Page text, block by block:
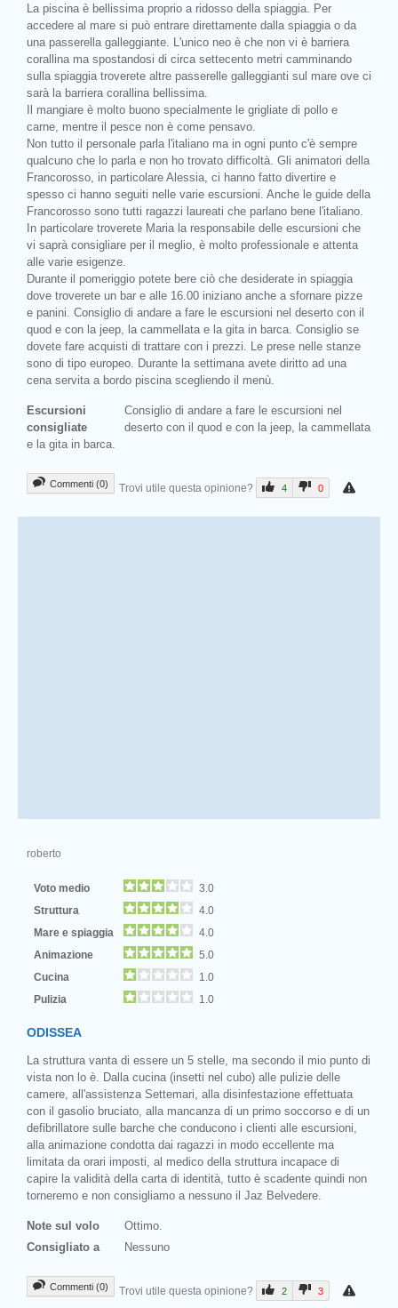
La piscina è bellissima proprio a ridosso della spiaggia. Per
accedere al mare si può entrare direttamente dalla spiaggia o da
una passerella galleggiante. L'unico neo è che non vi è barriera
corallina ma spostandosi di circa settecento metri camminando
sulla spiaggia troverete altre passerelle galleggianti sul mare ove ci
sarà la barriera corallina bellissima.
Il mangiare è molto buono specialmente le grigliate di pollo e
carne, mentre il pesce non è come pensavo.
Non tutto il personale parla l'italiano ma in ogni punto c'è sempre
qualcuno che lo parla e non ho trovato difficoltà. Gli animatori della
Francorosso, in particolare Alessia, ci hanno fatto divertire e
spesso ci hanno seguiti nelle varie escursioni. Anche le guide della
Francorosso sono tutti ragazzi laureati che parlano bene l'italiano.
In particolare troverete Maria la responsabile delle escursioni che
vi saprà consigliare per il meglio, è molto professionale e attenta
alle varie esigenze.
Durante il pomeriggio potete bere ciò che desiderate in spiaggia
dove troverete un bar e alle 16.00 iniziano anche a sfornare pizze
e panini. Consiglio di andare a fare le escursioni nel deserto con il
quod e con la jeep, la cammellata e la gita in barca. Consiglio se
dovete fare acquisti di trattare con i prezzi. Le prese nelle stanze
sono di tipo europeo. Durante la settimana avete diritto ad una
cena servita a bordo piscina scegliendo il menù.
Escursioni
consigliate
Consiglio di andare a fare le escursioni nel
deserto con il quod e con la jeep, la cammellata
e la gita in barca.
Commenti (0) Trovi utile questa opinione? 4 0
roberto
Voto medio
3.0
Struttura
4.0
Mare e spiaggia
4.0
Animazione
5.0
Cucina
1.0
Pulizia
1.0
ODISSEA
La struttura vanta di essere un 5 stelle, ma secondo il mio punto di
vista non lo è. Dalla cucina (insetti nel cubo) alle pulizie delle
camere, all'assistenza Settemari, alla disinfestazione effettuata
con il gasolio bruciato, alla mancanza di un primo soccorso e di un
defibrillatore sulle barche che conducono i clienti alle escursioni,
alla animazione condotta dai ragazzi in modo eccellente ma
limitata da orari imposti, al medico della struttura incapace di
capire la validità della carta di identità, tutto è scadente quindi non
torneremo e non consigliamo a nessuno il Jaz Belvedere.
Note sul volo
Ottimo.
Consigliato a
Nessuno
Commenti (0) Trovi utile questa opinione? 2 3